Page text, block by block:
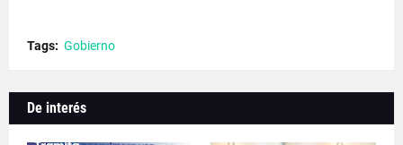
Tags: Gobierno
De interés